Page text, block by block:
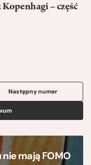
– część
Następny numer
mają FOMO